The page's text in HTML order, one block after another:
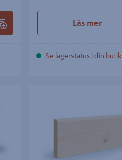
Läs mer
Se lagerstatus i din butik